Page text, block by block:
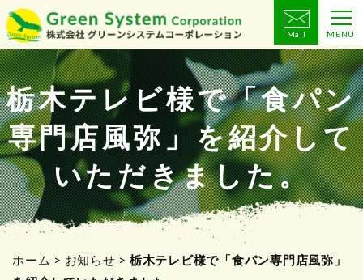
コ
ン
テ
ン
ツ
へ
ス
キ
ッ
プ
Mail MENU
栃木テレビ様で「食パン
専門店風弥」を紹介して
いただきました。
ホーム > お知らせ > 栃木テレビ様で「食パン専門店風弥」